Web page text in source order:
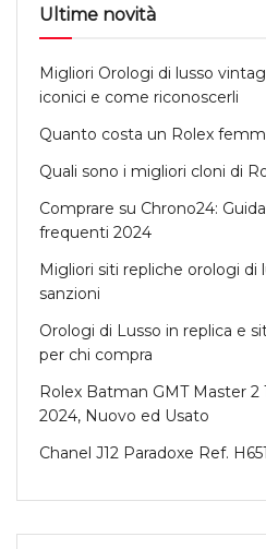
Ultime novità
Migliori Orologi di lusso
iconici e come riconoscerli
Quanto costa un Rolex
Quali sono i migliori cloni di
Comprare su Chrono24:
frequenti 2024
Migliori siti repliche orologi di
sanzioni
Orologi di Lusso in replica e
per chi compra
Rolex Batman GMT Master 2
2024, Nuovo ed Usato
Chanel J12 Paradoxe Ref.